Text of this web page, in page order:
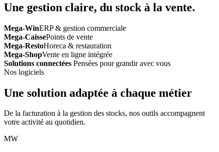
Une gestion claire, du stock à la vente.
Mega-WinERP & gestion commerciale
Mega-CaissePoints de vente
Mega-RestoHoreca & restauration
Mega-ShopVente en ligne intégrée
Solutions connectées Pensées pour grandir avec vous
Nos logiciels
Une solution adaptée à chaque métier
De la facturation à la gestion des stocks, nos outils accompagnent
votre activité au quotidien.
MW